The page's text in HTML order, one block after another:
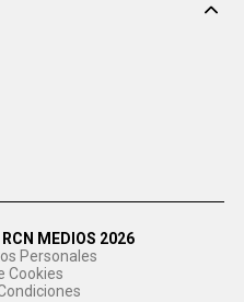
MEDIOS 2026
Personales
Cookies